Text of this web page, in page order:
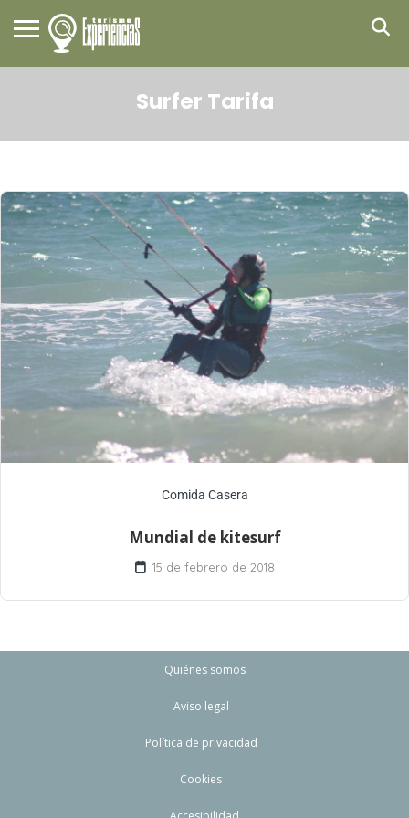
Surfer Tarifa
Comida Casera
Mundial de kitesurf
15 de febrero de 2018
Quiénes somos
Aviso legal
Política de privacidad
Cookies